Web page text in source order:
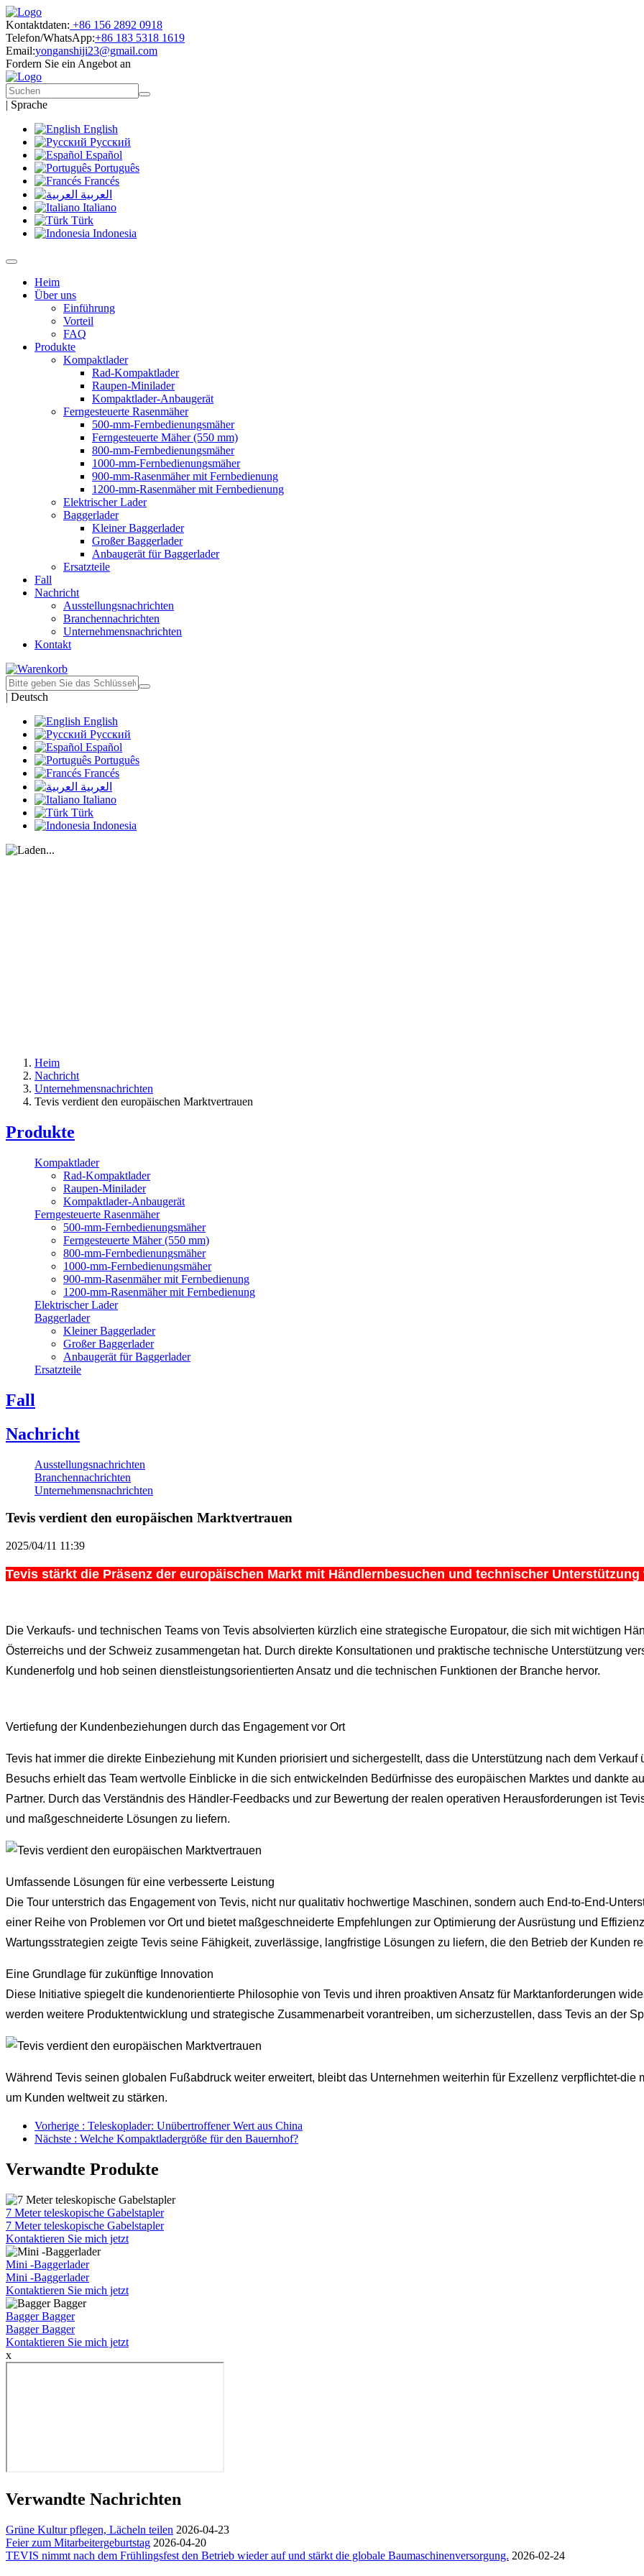
Kontaktdaten: +86 156 2892 0918
Telefon/WhatsApp:+86 183 5318 1619
Email:yonganshiji23@gmail.com
Fordern Sie ein Angebot an
| Sprache
English
Русский
Español
Português
Francés
العربية
Italiano
Türk
Indonesia
Heim
Über uns
Einführung
Vorteil
FAQ
Produkte
Kompaktlader
Rad-Kompaktlader
Raupen-Minilader
Kompaktlader-Anbaugerät
Ferngesteuerte Rasenmäher
500-mm-Fernbedienungsmäher
Ferngesteuerte Mäher (550 mm)
800-mm-Fernbedienungsmäher
1000-mm-Fernbedienungsmäher
900-mm-Rasenmäher mit Fernbedienung
1200-mm-Rasenmäher mit Fernbedienung
Elektrischer Lader
Baggerlader
Kleiner Baggerlader
Großer Baggerlader
Anbaugerät für Baggerlader
Ersatzteile
Fall
Nachricht
Ausstellungsnachrichten
Branchennachrichten
Unternehmensnachrichten
Kontakt
| Deutsch
English
Русский
Español
Português
Francés
العربية
Italiano
Türk
Indonesia
Heim
Nachricht
Unternehmensnachrichten
Tevis verdient den europäischen Marktvertrauen
Produkte
Kompaktlader
Rad-Kompaktlader
Raupen-Minilader
Kompaktlader-Anbaugerät
Ferngesteuerte Rasenmäher
500-mm-Fernbedienungsmäher
Ferngesteuerte Mäher (550 mm)
800-mm-Fernbedienungsmäher
1000-mm-Fernbedienungsmäher
900-mm-Rasenmäher mit Fernbedienung
1200-mm-Rasenmäher mit Fernbedienung
Elektrischer Lader
Baggerlader
Kleiner Baggerlader
Großer Baggerlader
Anbaugerät für Baggerlader
Ersatzteile
Fall
Nachricht
Ausstellungsnachrichten
Branchennachrichten
Unternehmensnachrichten
Tevis verdient den europäischen Marktvertrauen
2025/04/11 11:39
Tevis stärkt die Präsenz der europäischen Markt mit Händlernbesuchen und technischer Unterstützung
Die Verkaufs- und technischen Teams von Tevis absolvierten kürzlich eine strategische Europatour, die sich mit wichtigen
Österreichs und der Schweiz zusammengetan hat. Durch direkte Konsultationen und praktische technische Unterstützung
Kundenerfolg und hob seinen dienstleistungsorientierten Ansatz und die technischen Funktionen der Branche hervor.
Vertiefung der Kundenbeziehungen durch das Engagement vor Ort
Tevis hat immer die direkte Einbeziehung mit Kunden priorisiert und sichergestellt, dass die Unterstützung nach dem
Besuchs erhielt das Team wertvolle Einblicke in die sich entwickelnden Bedürfnisse des europäischen Marktes und dankte
Partner. Durch das Verständnis des Händler-Feedbacks und zur Bewertung der realen operativen Herausforderungen ist
und maßgeschneiderte Lösungen zu liefern.
Umfassende Lösungen für eine verbesserte Leistung
Die Tour unterstrich das Engagement von Tevis, nicht nur qualitativ hochwertige Maschinen, sondern auch End-to-End-
einer Reihe von Problemen vor Ort und bietet maßgeschneiderte Empfehlungen zur Optimierung der Ausrüstung und
Wartungsstrategien zeigte Tevis seine Fähigkeit, zuverlässige, langfristige Lösungen zu liefern, die den Betrieb der Kunden
Eine Grundlage für zukünftige Innovation
Diese Initiative spiegelt die kundenorientierte Philosophie von Tevis und ihren proaktiven Ansatz für Marktanforderungen
werden weitere Produktentwicklung und strategische Zusammenarbeit vorantreiben, um sicherzustellen, dass Tevis an der
Während Tevis seinen globalen Fußabdruck weiter erweitert, bleibt das Unternehmen weiterhin für Exzellenz verpflichtet-
um Kunden weltweit zu stärken.
Vorherige : Teleskoplader: Unübertroffener Wert aus China
Nächste : Welche Kompaktladergröße für den Bauernhof?
Verwandte Produkte
7 Meter teleskopische Gabelstapler
7 Meter teleskopische Gabelstapler
Kontaktieren Sie mich jetzt
Mini -Baggerlader
Mini -Baggerlader
Kontaktieren Sie mich jetzt
Bagger Bagger
Bagger Bagger
Kontaktieren Sie mich jetzt
x
Verwandte Nachrichten
Grüne Kultur pflegen, Lächeln teilen 2026-04-23
Feier zum Mitarbeitergeburtstag 2026-04-20
TEVIS nimmt nach dem Frühlingsfest den Betrieb wieder auf und stärkt die globale Baumaschinenversorgung. 2026-02-24